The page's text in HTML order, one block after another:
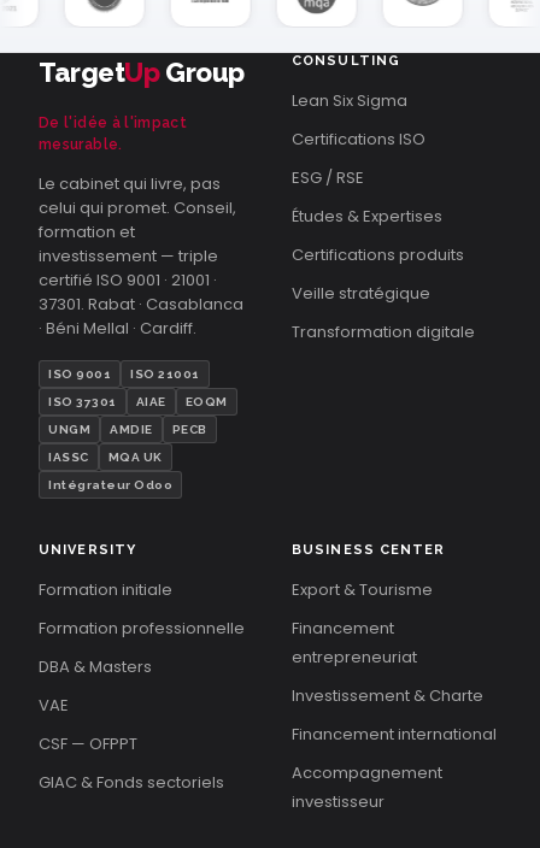
TargetUpGroup
De l'idée à l'impact
mesurable.
Le cabinet qui livre, pas
celui qui promet. Conseil,
formation et
investissement — triple
certifié ISO 9001 · 21001 ·
37301. Rabat · Casablanca
· Béni Mellal · Cardiff.
ISO 9001 ISO 21001
ISO 37301 AIAE EOQM
UNGM AMDIE PECB
IASSC MQA UK
Intégrateur Odoo
CONSULTING
Lean Six Sigma
Certifications ISO
ESG / RSE
Études & Expertises
Certifications produits
Veille stratégique
Transformation digitale
UNIVERSITY
Formation initiale
Formation professionnelle
DBA & Masters
VAE
CSF — OFPPT
GIAC & Fonds sectoriels
BUSINESS CENTER
Export & Tourisme
Financement
entrepreneuriat
Investissement & Charte
Financement international
Accompagnement
investisseur